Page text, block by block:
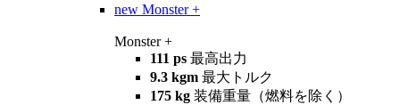
new Monster +
Monster +
111 ps 最高出力
9.3 kgm 最大トルク
175 kg 装備重量（燃料を除く）